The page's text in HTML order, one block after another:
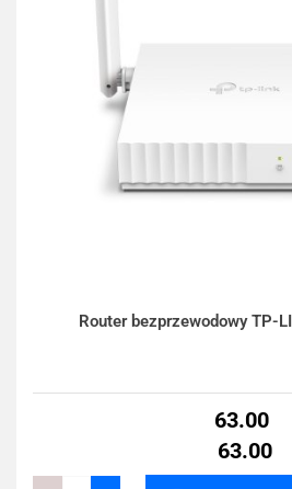
Router bezprzewodowy TP-
63.00
63.00